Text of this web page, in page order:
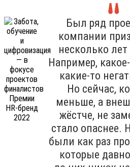
Был ряд
компании
несколько
Например,
какие-то
Но сейчас,
меньше, а
жёстче, не
стало опаснее.
были как раз
которые